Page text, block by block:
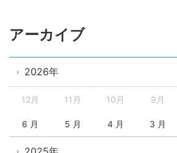
アーカイブ
2026年
12月 11月 10月 9月
6 月 5 月 4 月 3 月